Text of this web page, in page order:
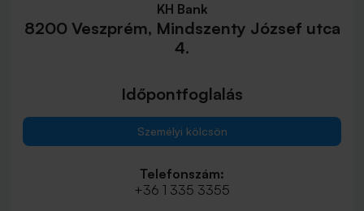
KH Bank
8200 Veszprém, Mindszenty József utca
4.
Időpontfoglalás
Személyi kölcsön
Telefonszám:
+36 1 335 3355